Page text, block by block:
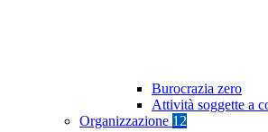
Burocrazia zero
Attività soggette a
Organizzazione 12